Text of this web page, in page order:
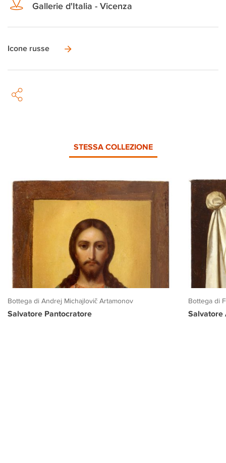
Gallerie d'Italia - Vicenza
Icone russe
STESSA COLLEZIONE
Bottega di Andrej Michajlovič Artamonov
Salvatore Pantocratore
Bottega di
Salvatore